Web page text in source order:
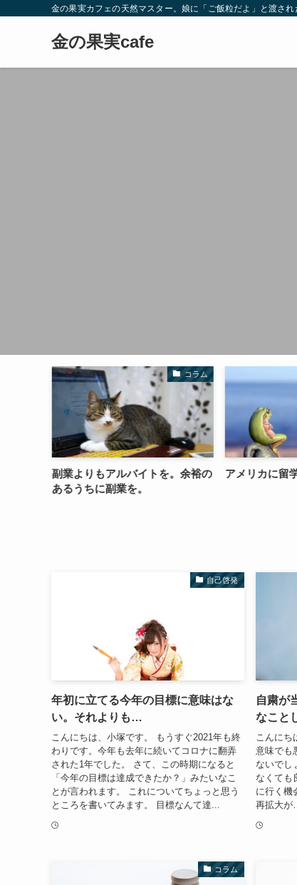
金の果実カフェの天然マスター。娘に「ご飯粒だよ」と渡さ
金の果実cafe
コラム
副業よりもアルバイトを。余裕の
あるうちに副業を。
アメリカに留
自己啓発
年初に立てる今年の目標に意味はな
い。それよりも…
こんにちは、小塚です。 もうすぐ2021年も終
わりです。今年も去年に続いてコロナに翻弄
された1年でした。 さて、この時期になると
「今年の目標は達成できたか？」みたいなこ
とが言われます。 これについてちょっと思う
ところを書いてみます。 目標なんて達...
自粛が
なこと
こんにち
意味でも
ないでし
なくても
に行く機
再拡大が
コラム